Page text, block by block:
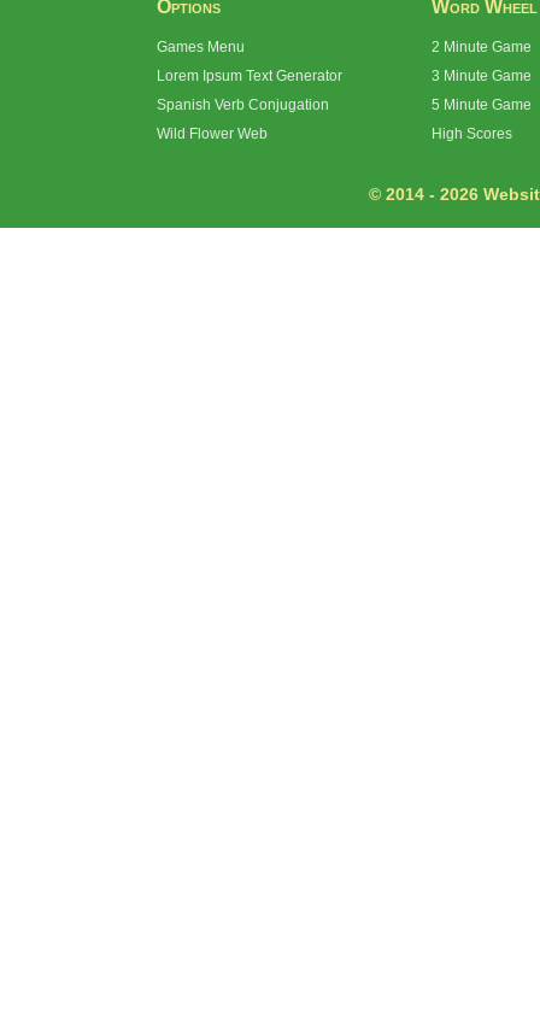
Options
Games Menu
Lorem Ipsum Text Generator
Spanish Verb Conjugation
Wild Flower Web
Word Wheel
2 Minute Game
3 Minute Game
5 Minute Game
High Scores
© 2014 - 2026